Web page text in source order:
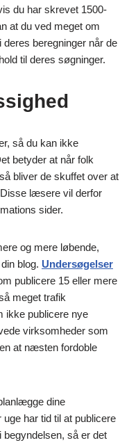
du har skrevet 1500-
at du ved meget om
beregninger når de
til deres søgninger.
så du kan ikke
betyder at når folk
bliver de skuffet over at
læsere vil derfor
sider.
og mere løbende,
blog. Undersøgelser
publicere 15 eller mere
meget trafik
ikke publicere nye
virksomheder som
at næsten fordoble
dine
har tid til at publicere
så er det